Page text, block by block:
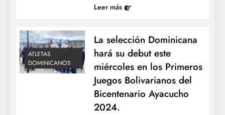
Leer más
ATLETAS
DOMINICANOS
La selección Dominicana
hará su debut este
miércoles en los Primeros
Juegos Bolivarianos del
Bicentenario Ayacucho
2024.